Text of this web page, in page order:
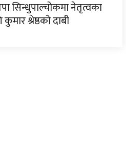
सिन्धुपाल्चोकमा नेतृत्वका
कुमार श्रेष्ठको दाबी